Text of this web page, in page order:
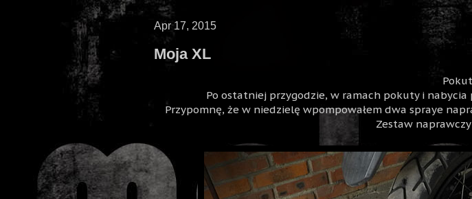
Apr 17, 2015
Moja XL
Po ostatniej przygodzie, w ramach pokuty i
Przypomnę, że w niedzielę wpompowałem dwa spraye
Zestaw